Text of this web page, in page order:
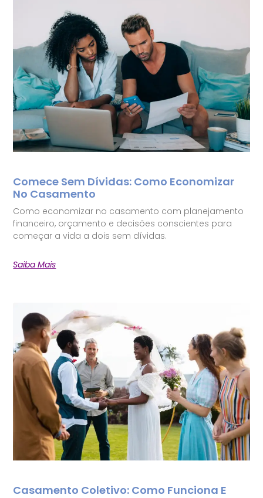
Comece Sem Dívidas: Como Economizar
No Casamento
Como economizar no casamento com planejamento
financeiro, orçamento e decisões conscientes para
começar a vida a dois sem dívidas.
Saiba Mais
Casamento Coletivo: Como Funciona E